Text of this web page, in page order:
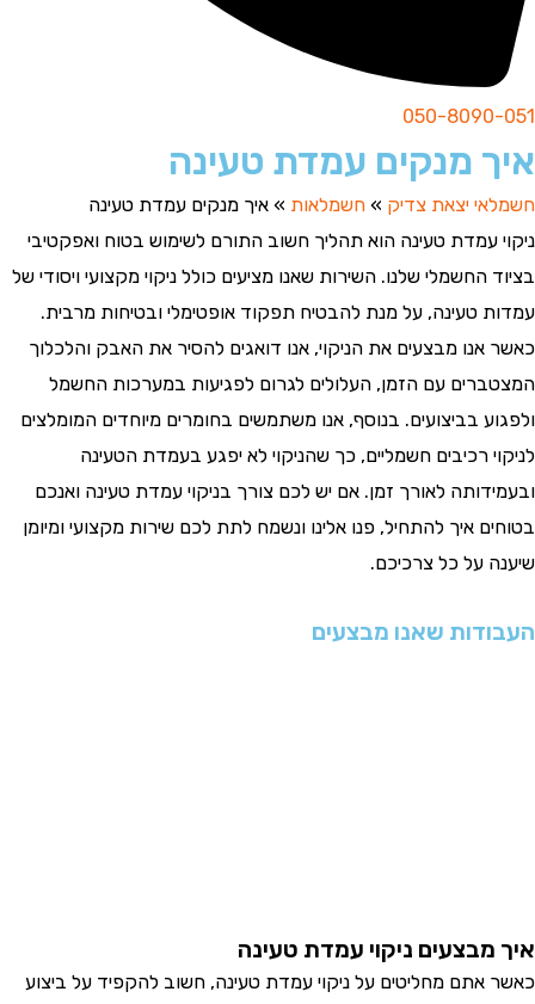
050-8090-051
איך מנקים עמדת טעינה
חשמלאי יצאת צדיק » חשמלאות » איך מנקים עמדת טעינה
ניקוי עמדת טעינה הוא תהליך חשוב התורם לשימוש בטוח ואפקטיבי
בציוד החשמלי שלנו. השירות שאנו מציעים כולל ניקוי מקצועי ויסודי של
עמדות טעינה, על מנת להבטיח תפקוד אופטימלי ובטיחות מרבית.
כאשר אנו מבצעים את הניקוי, אנו דואגים להסיר את האבק והלכלוך
המצטברים עם הזמן, העלולים לגרום לפגיעות במערכות החשמל
ולפגוע בביצועים. בנוסף, אנו משתמשים בחומרים מיוחדים המומלצים
לניקוי רכיבים חשמליים, כך שהניקוי לא יפגע בעמדת הטעינה
ובעמידותה לאורך זמן. אם יש לכם צורך בניקוי עמדת טעינה ואנכם
בטוחים איך להתחיל, פנו אלינו ונשמח לתת לכם שירות מקצועי ומיומן
שיענה על כל צרכיכם.
העבודות שאנו מבצעים
איך מבצעים ניקוי עמדת טעינה
כאשר אתם מחליטים על ניקוי עמדת טעינה, חשוב להקפיד על ביצוע